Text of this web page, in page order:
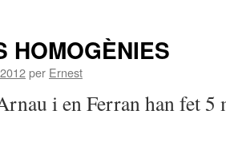
HOMOGÈNIES
per Ernest
i en Ferran han fet 5